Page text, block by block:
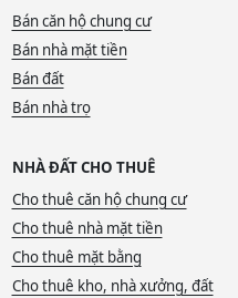
Bán căn hộ chung cư
Bán nhà mặt tiền
Bán đất
Bán nhà trọ
NHÀ ĐẤT CHO THUÊ
Cho thuê căn hộ chung cư
Cho thuê nhà mặt tiền
Cho thuê mặt bằng
Cho thuê kho, nhà xưởng, đất